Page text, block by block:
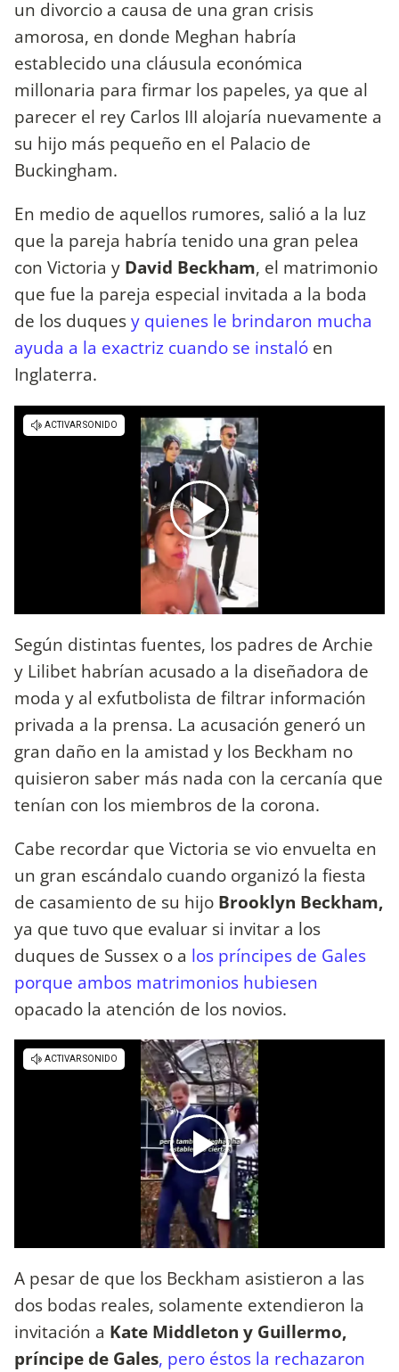
un divorcio a causa de una gran crisis
amorosa, en donde Meghan habría
establecido una cláusula económica
millonaria para firmar los papeles, ya que al
parecer el rey Carlos III alojaría nuevamente a
su hijo más pequeño en el Palacio de
Buckingham.
En medio de aquellos rumores, salió a la luz
que la pareja habría tenido una gran pelea
con Victoria y David Beckham, el matrimonio
que fue la pareja especial invitada a la boda
de los duquesy quienes le brindaron mucha
ayuda a la exactriz cuando se instaló en
Inglaterra.
Según distintas fuentes, los padres de Archie
y Lilibet habrían acusado a la diseñadora de
moda y al exfutbolista de filtrar información
privada a la prensa. La acusación generó un
gran daño en la amistad y los Beckham no
quisieron saber más nada con la cercanía que
tenían con los miembros de la corona.
Cabe recordar que Victoria se vio envuelta en
un gran escándalo cuando organizó la fiesta
de casamiento de su hijo Brooklyn Beckham,
ya que tuvo que evaluar si invitar a los
duques de Sussex o a los príncipes de Gales
porque ambos matrimonios hubiesen
opacado la atención de los novios.
A pesar de que los Beckham asistieron a las
dos bodas reales, solamente extendieron la
invitación a Kate Middleton y Guillermo,
príncipe de Gales, pero éstos la rechazaron